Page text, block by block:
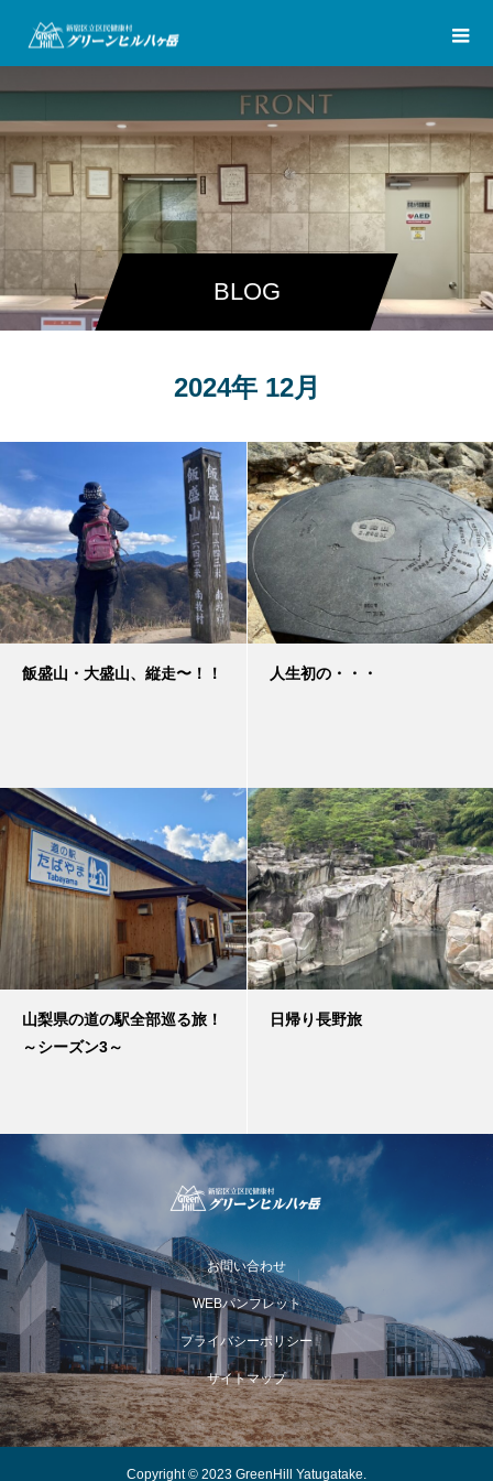
BLOG
2024年 12月
飯盛山・大盛山、縦走〜！！ 人生初の・・・
山梨県の道の駅全部巡る旅！
～シーズン3～
日帰り長野旅
お問い合わせ
WEBパンフレット
プライバシーポリシー
サイトマップ
Copyright © 2023 GreenHill Yatugatake.